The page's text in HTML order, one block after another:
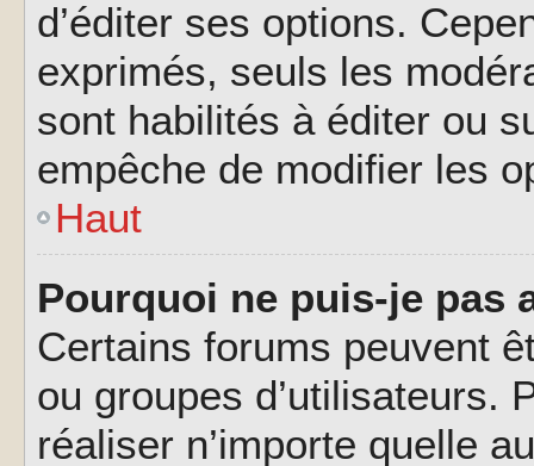
d’éditer ses options.
exprimés, seuls les
sont habilités à éditer ou
empêche de modifier les
Haut
Pourquoi ne puis-je pas
Certains forums peuvent
ou groupes d’utilisateurs.
réaliser n’importe quelle